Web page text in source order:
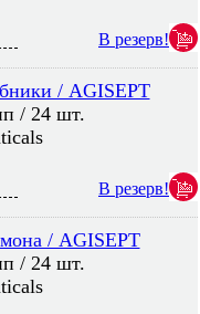
В резерв!
/ AGISEPT
/ 24 шт.
В резерв!
/ AGISEPT
/ 24 шт.